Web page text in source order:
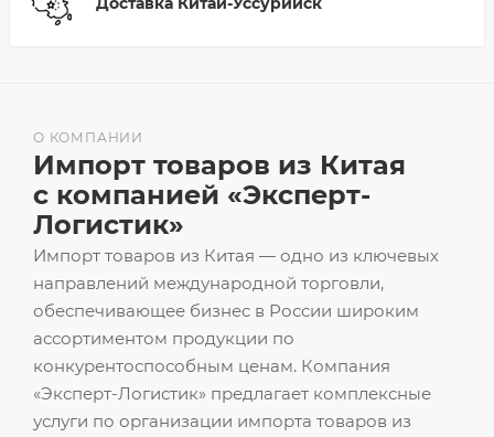
Импорт товаров из Китая — одно из ключевых
направлений международной торговли,
обеспечивающее бизнес в России широким
ассортиментом продукции по
конкурентоспособным ценам. Компания
«Эксперт-Логистик» предлагает комплексные
услуги по организации импорта товаров из
О КОМПАНИИ
Импорт товаров из Китая
с компанией «Эксперт-
Логистик»